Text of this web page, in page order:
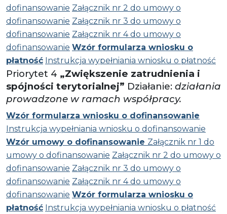
dofinansowanie Załącznik nr 2 do umowy o
dofinansowanie Załącznik nr 3 do umowy o
dofinansowanie Załącznik nr 4 do umowy o
dofinansowanie Wzór formularza wniosku o
płatność Instrukcja wypełniania wniosku o płatność
Priorytet 4 „Zwiększenie zatrudnienia i
spójności terytorialnej” Działanie: działania
prowadzone w ramach współpracy.
Wzór formularza wniosku o dofinansowanie
Instrukcja wypełniania wniosku o dofinansowanie
Wzór umowy o dofinansowanie Załącznik nr 1 do
umowy o dofinansowanie Załącznik nr 2 do umowy o
dofinansowanie Załącznik nr 3 do umowy o
dofinansowanie Załącznik nr 4 do umowy o
dofinansowanie Wzór formularza wniosku o
płatność Instrukcja wypełniania wniosku o płatność